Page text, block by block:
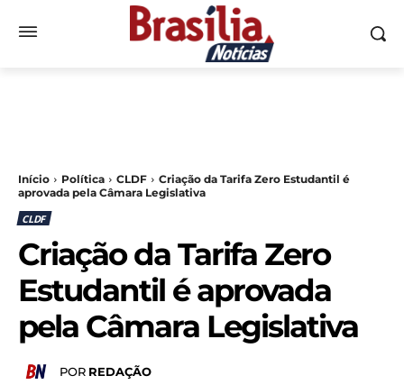
Início Política CLDF
Criação da Tarifa Zero Estudantil é
aprovada pela Câmara Legislativa
CLDF
Criação da Tarifa Zero
Estudantil é aprovada
pela Câmara Legislativa
POR REDAÇÃO